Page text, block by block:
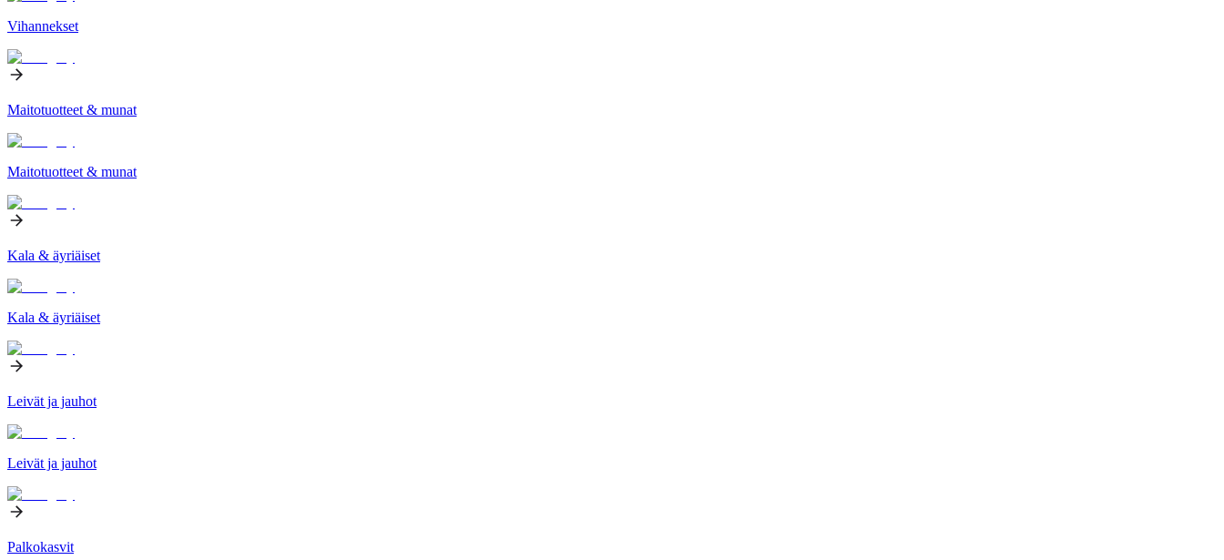
Vihannekset
Maitotuotteet & munat
Maitotuotteet & munat
Kala & äyriäiset
Kala & äyriäiset
Leivät ja jauhot
Leivät ja jauhot
Palkokasvit